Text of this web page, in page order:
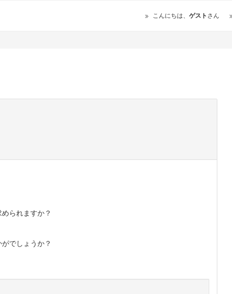
こんにちは、 ゲストさん
られますか？
でしょうか？